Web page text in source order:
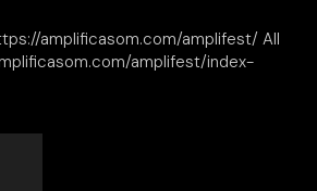
amplificasom.com/amplifest/ All
amplifest/index-